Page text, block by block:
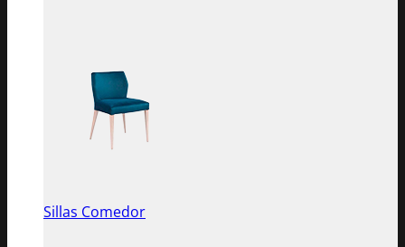
Sillas Comedor